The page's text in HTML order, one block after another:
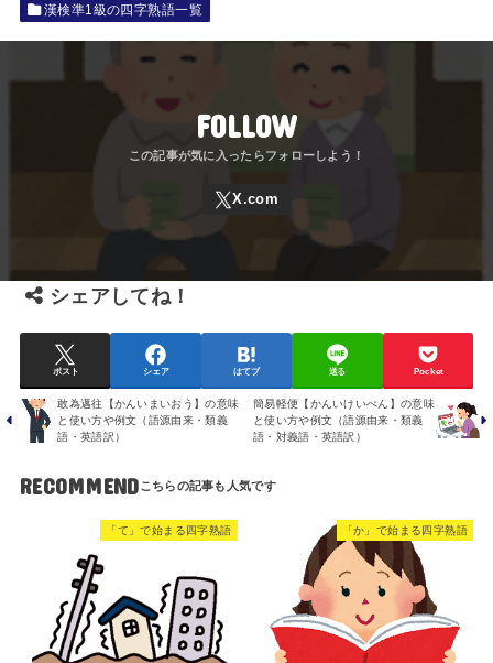
漢検準1級の四字熟語一覧
FOLLOW
シェアしてね！
ポスト シェア はてブ 送る Pocket
敢為邁往【かんいまいおう】の意味
と使い方や例文（語源由来・類義
語・英語訳）
簡易軽便【かんいけいべん】の意味
と使い方や例文（語源由来・類義
語・対義語・英語訳）
RECOMMEND
「て」で始まる四字熟語 「か」で始まる四字熟語